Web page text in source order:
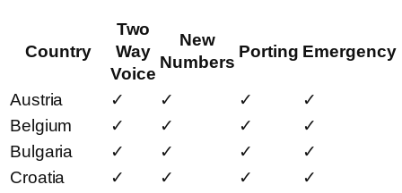
Country
Two
Way
Voice
New
Numbers
Porting Emergency
Austria ✓ ✓ ✓
✓
Belgium
✓ ✓ ✓
✓
Bulgaria
✓ ✓ ✓
✓
Croatia
✓ ✓ ✓
✓